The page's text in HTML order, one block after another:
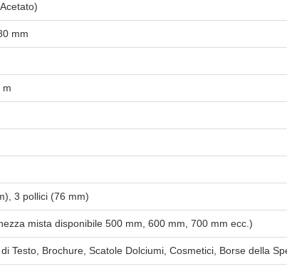
mm
m
3 pollici (76 mm)
mista disponibile 500 mm, 600 mm, 700 mm ecc.)
Testo, Brochure, Scatole Dolciumi, Cosmetici, Borse della